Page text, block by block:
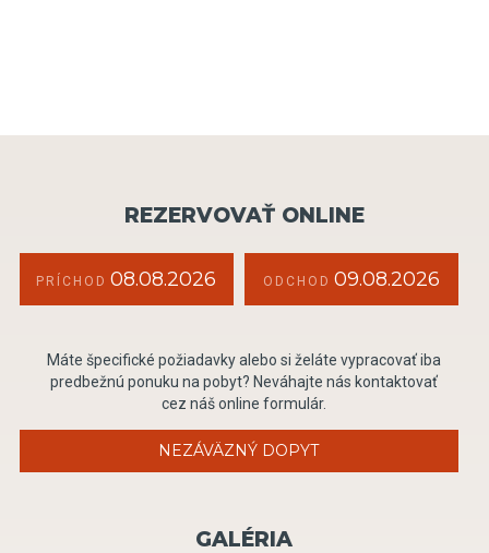
REZERVOVAŤ ONLINE
PRÍCHOD 08.08.2026 ODCHOD 09.08.2026
Máte špecifické požiadavky alebo si želáte vypracovať iba
predbežnú ponuku na pobyt? Neváhajte nás kontaktovať
cez náš online formulár.
NEZÁVÄZNÝ DOPYT
GALÉRIA